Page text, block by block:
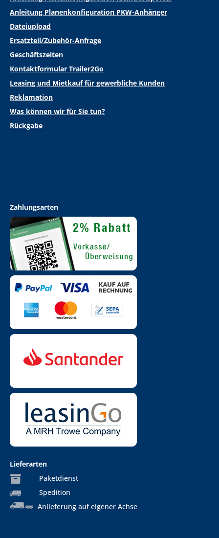
Anleitung Planenkonfiguration PKW-Anhänger
Dateiupload
Ersatzteil/Zubehör-Anfrage
Geschäftszeiten
Kontaktformular Trailer2Go
Leasing und Mietkauf für gewerbliche Kunden
Reklamation
Was können wir für Sie tun?
Rückgabe
Zahlungsarten
Lieferarten
Paketdienst
Spedition
Anlieferung auf eigener Achse